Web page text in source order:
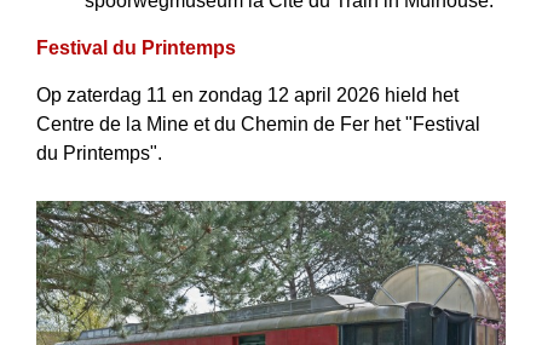
Festival du Printemps
Op zaterdag 11 en zondag 12 april 2026 hield het
Centre de la Mine et du Chemin de Fer het ʺFestival
du Printempsʺ.